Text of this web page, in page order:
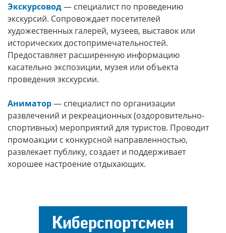
Экскурсовод— специалист по проведению
экскурсий. Сопровождает посетителей
художественных галерей, музеев, выставок или
исторических достопримечательностей.
Предоставляет расширенную информацию
касательно экспозиции, музея или объекта
проведения экскурсии.
Аниматор— специалист по организации
развлечений и рекреационных (оздоровительно-
спортивных) мероприятий для туристов. Проводит
промоакции с конкурсной направленностью,
развлекает публику, создает и поддерживает
хорошее настроение отдыхающих.
Киберспортсмен